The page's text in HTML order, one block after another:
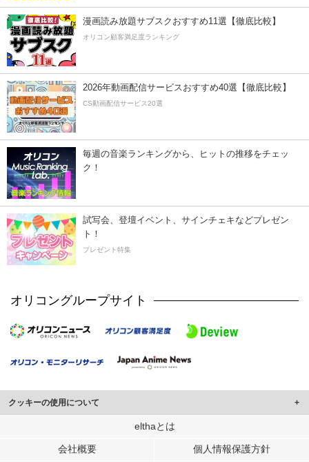
漫画読み放題サブスクおすすめ11選【徹底比較】
オリコン顧客満足度ランキング
2026年動画配信サービスおすすめ40選【徹底比較】
CS動画配信サービス20選
毎週の音楽ランキングから、ヒットの推移をチェッ
ク！
試写会、登壇イベント、サインチェキなどプレゼン
ト！
プレゼント特集
オリコングループサイト
クッキーの使用について
このサイトでは Cookie を使用して、ユーザーに合わせたコンテンツや広告の
行っています。
elthaとは
会社概要 個人情報保護方針